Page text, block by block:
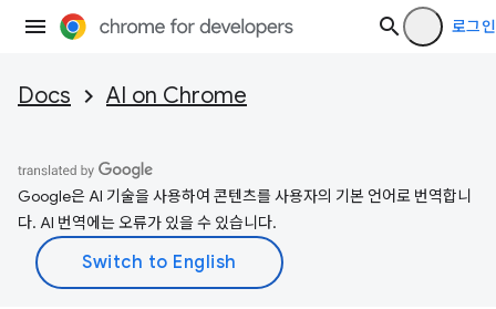
로그인
Docs AI on Chrome
Google은 AI 기술을 사용하여 콘텐츠를 사용자의 기본 언어로 번역합니
다. AI 번역에는 오류가 있을 수 있습니다.